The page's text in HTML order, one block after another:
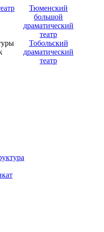
Тюменский
большой
драматический
театр
Тобольский
драматический
театр